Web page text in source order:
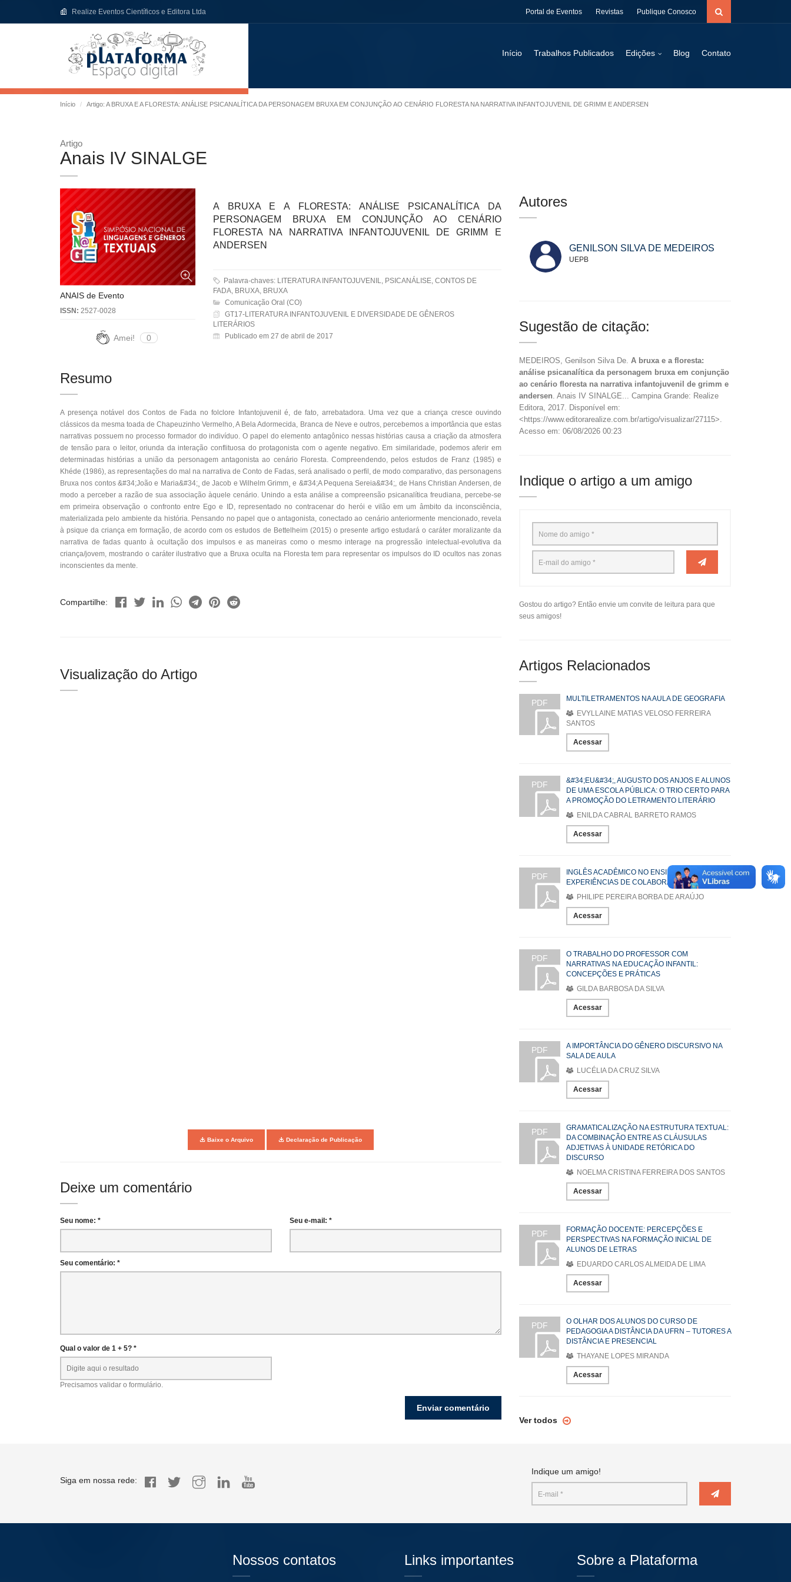
Realize Eventos Científicos e Editora Ltda Portal de Eventos Revistas Publique Conosco
Início Trabalhos Publicados Edições Blog Contato
Início Artigo: A BRUXA E A FLORESTA: ANÁLISE PSICANALÍTICA DA PERSONAGEM BRUXA EM CONJUNÇÃO AO CENÁRIO FLORESTA NA NARRATIVA INFANTOJUVENIL DE GRIMM E ANDERSEN
Artigo
Anais IV SINALGE
ANAIS de Evento
ISSN: 2527-0028
Amei! 0
A BRUXA E A FLORESTA: ANÁLISE PSICANALÍTICA DA
PERSONAGEM BRUXA EM CONJUNÇÃO AO CENÁRIO
FLORESTA NA NARRATIVA INFANTOJUVENIL DE GRIMM E
ANDERSEN
Palavra-chaves: LITERATURA INFANTOJUVENIL, PSICANÁLISE, CONTOS DE
FADA, BRUXA, BRUXA
Comunicação Oral (CO)
GT17-LITERATURA INFANTOJUVENIL E DIVERSIDADE DE GÊNEROS
LITERÁRIOS
Publicado em 27 de abril de 2017
Resumo
A presença notável dos Contos de Fada no folclore Infantojuvenil é, de fato, arrebatadora. Uma vez que a criança cresce ouvindo
clássicos da mesma toada de Chapeuzinho Vermelho, A Bela Adormecida, Branca de Neve e outros, percebemos a importância que estas
narrativas possuem no processo formador do indivíduo. O papel do elemento antagônico nessas histórias causa a criação da atmosfera
de tensão para o leitor, oriunda da interação conflituosa do protagonista com o agente negativo. Em similaridade, podemos aferir em
determinadas histórias a união da personagem antagonista ao cenário Floresta. Compreendendo, pelos estudos de Franz (1985) e
Khéde (1986), as representações do mal na narrativa de Conto de Fadas, será analisado o perfil, de modo comparativo, das personagens
Bruxa nos contos &#34;João e Maria&#34;¸ de Jacob e Wilhelm Grimm¸ e &#34;A Pequena Sereia&#34;, de Hans Christian Andersen, de
modo a perceber a razão de sua associação àquele cenário. Unindo a esta análise a compreensão psicanalítica freudiana, percebe-se
em primeira observação o confronto entre Ego e ID, representado no contracenar do herói e vilão em um âmbito da inconsciência,
materializada pelo ambiente da história. Pensando no papel que o antagonista, conectado ao cenário anteriormente mencionado, revela
à psique da criança em formação, de acordo com os estudos de Bettelheim (2015) o presente artigo estudará o caráter moralizante da
narrativa de fadas quanto à ocultação dos impulsos e as maneiras como o mesmo interage na progressão intelectual-evolutiva da
criança/jovem, mostrando o caráter ilustrativo que a Bruxa oculta na Floresta tem para representar os impulsos do ID ocultos nas zonas
inconscientes da mente.
Compartilhe:
Visualização do Artigo
Baixe o Arquivo Declaração de Publicação
Deixe um comentário
Seu nome: * Seu e-mail: *
Seu comentário: *
Qual o valor de 1 + 5? *
Precisamos validar o formulário.
Autores
GENILSON SILVA DE MEDEIROS
UEPB
Sugestão de citação:
MEDEIROS, Genilson Silva De. A bruxa e a floresta:
análise psicanalítica da personagem bruxa em conjunção
ao cenário floresta na narrativa infantojuvenil de grimm e
andersen. Anais IV SINALGE... Campina Grande: Realize
Editora, 2017. Disponível em:
<https://www.editorarealize.com.br/artigo/visualizar/27115>.
Acesso em: 06/08/2026 00:23
Indique o artigo a um amigo
Gostou do artigo? Então envie um convite de leitura para que
seus amigos!
Artigos Relacionados
PDF
MULTILETRAMENTOS NA AULA DE GEOGRAFIA
EVYLLAINE MATIAS VELOSO FERREIRA
SANTOS
Acessar
PDF
&#34;EU&#34;, AUGUSTO DOS ANJOS E ALUNOS
DE UMA ESCOLA PÚBLICA: O TRIO CERTO PARA
A PROMOÇÃO DO LETRAMENTO LITERÁRIO
ENILDA CABRAL BARRETO RAMOS
Acessar
PDF
INGLÊS ACADÊMICO NO ENSINO SUPERIOR:
EXPERIÊNCIAS DE COLABORAÇÃO CRÍTICA
PHILIPE PEREIRA BORBA DE ARAÚJO
Acessar
PDF
O TRABALHO DO PROFESSOR COM
NARRATIVAS NA EDUCAÇÃO INFANTIL:
CONCEPÇÕES E PRÁTICAS
GILDA BARBOSA DA SILVA
Acessar
PDF
A IMPORTÂNCIA DO GÊNERO DISCURSIVO NA
SALA DE AULA
LUCÉLIA DA CRUZ SILVA
Acessar
PDF
GRAMATICALIZAÇÃO NA ESTRUTURA TEXTUAL:
DA COMBINAÇÃO ENTRE AS CLÁUSULAS
ADJETIVAS À UNIDADE RETÓRICA DO
DISCURSO
NOELMA CRISTINA FERREIRA DOS SANTOS
Acessar
PDF
FORMAÇÃO DOCENTE: PERCEPÇÕES E
PERSPECTIVAS NA FORMAÇÃO INICIAL DE
ALUNOS DE LETRAS
EDUARDO CARLOS ALMEIDA DE LIMA
Acessar
PDF
O OLHAR DOS ALUNOS DO CURSO DE
PEDAGOGIA A DISTÂNCIA DA UFRN – TUTORES A
DISTÂNCIA E PRESENCIAL
THAYANE LOPES MIRANDA
Acessar
Ver todos
Siga em nossa rede:
Indique um amigo!
Nossos contatos Links importantes Sobre a Plataforma